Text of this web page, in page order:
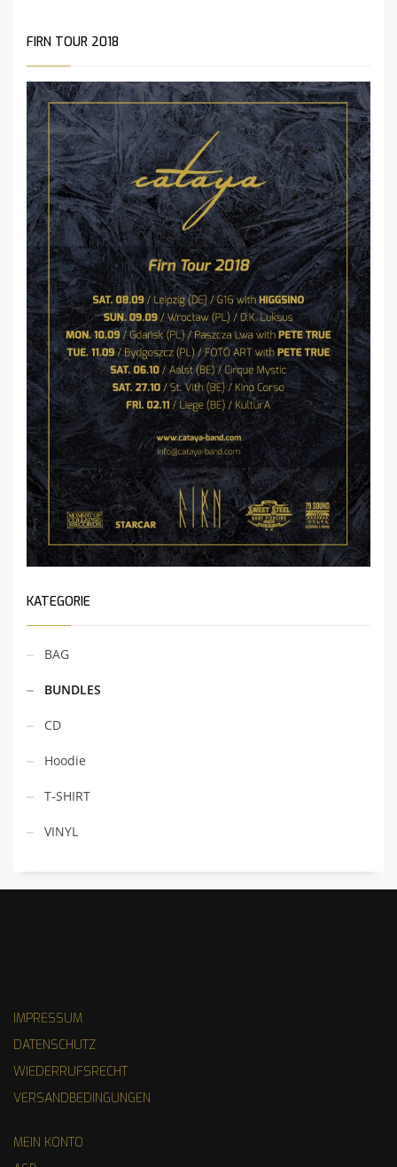
FIRN TOUR 2018
KATEGORIE
BAG
BUNDLES
CD
Hoodie
T-SHIRT
VINYL
IMPRESSUM
DATENSCHUTZ
WIEDERRUFSRECHT
VERSANDBEDINGUNGEN
MEIN KONTO